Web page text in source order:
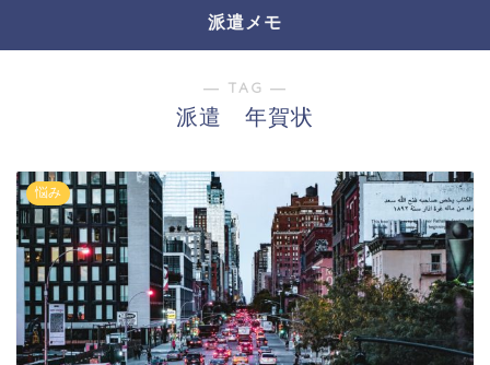
派遣メモ
― TAG ―
派遣 年賀状
悩み